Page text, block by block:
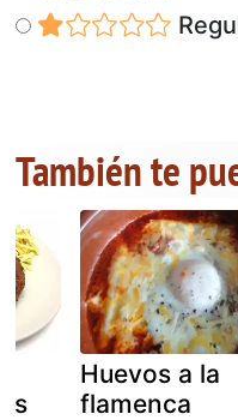
También te
Huevos a la
flamenca